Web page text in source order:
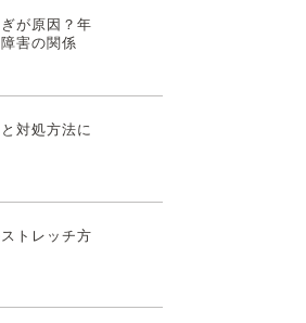
が原因？年
害の関係
対処方法に
トレッチ方